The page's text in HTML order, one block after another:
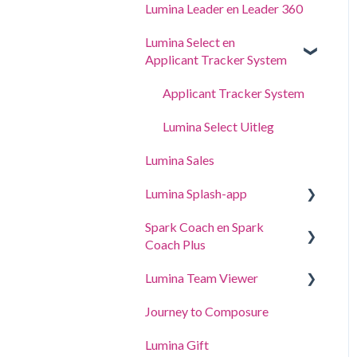
Lumina Leader en Leader 360
Lumina Select en
Applicant Tracker System
Applicant Tracker System
Lumina Select Uitleg
Lumina Sales
Lumina Splash-app
Voor Deelnemers
Spark Coach en Spark
Coach Plus
Gidsen en demo's
Spark Coach
Spark Coach Plus
Lumina Team Viewer
Een team aanmaken,
Journey to Composure
Lumina Gift